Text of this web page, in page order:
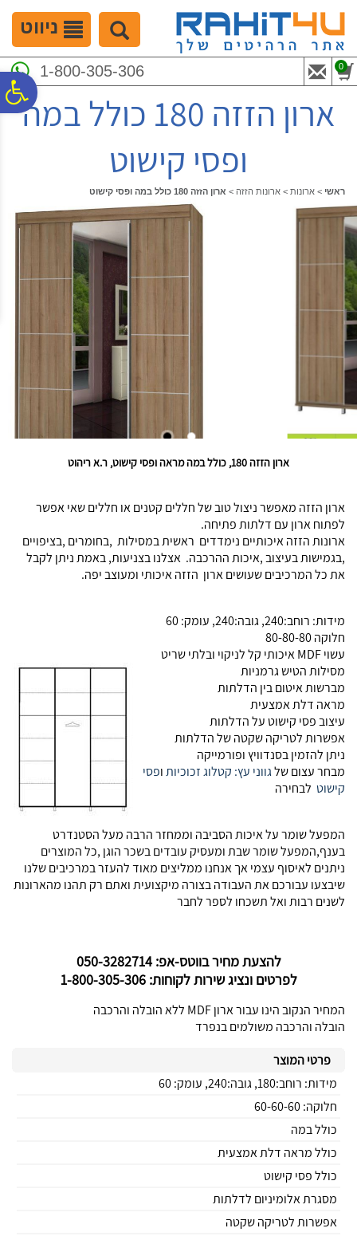
נגישות
המרכזי
ניווט
1-800-305-306 0
ארון הזזה 180 כולל במה
ופסי קישוט
ראשי > ארונות > ארונות הזזה > ארון הזזה 180 כולל במה ופסי קישוט
ארון הזזה 180, כולל במה מראה ופסי קישוט, ר.א ריהוט
ארון הזזה מאפשר ניצול טוב של חללים קטנים או חללים שאי אפשר
לפתוח ארון עם דלתות פתיחה.
ארונות הזזה איכותיים נימדדים ראשית במסילות ,בחומרים ,בציפויים
,בגמישות בעיצוב ,איכות ההרכבה. אצלנו בצניעות, באמת ניתן לקבל
את כל המרכיבים שעושים ארון הזזה איכותי ומעוצב יפה.
מידות: רוחב:240, גובה:240, עומק: 60
חלוקה 80-80-80
עשוי MDF איכותי קל לניקוי ובלתי שריט
מסילות הטיש גרמניות
מברשות איטום בין הדלתות
מראה דלת אמצעית
עיצוב פסי קישוט על הדלתות
אפשרות לטריקה שקטה של הדלתות
ניתן להזמין בסנדוויץ ופורמייקה
מבחר עצום שלגווני עץ: קטלוג זכוכיותופסי
קישוט לבחירה
המפעל שומר על איכות הסביבה וממחזר הרבה מעל הסטנדרט
בענף,המפעל שומר שבת ומעסיק עובדים בשכר הוגן ,כל המוצרים
ניתנים לאיסוף עצמי אך אנחנו ממליצים מאוד להעזר במרכיבים שלנו
שיבצעו עבורכם את העבודה בצורה מיקצועית ואתם רק תהנו מהארונות
לשנים רבות ואל תשכחו לספר לחבר
להצעת מחיר בווטס-אפ: 050-3282714
לפרטים ונציג שירות לקוחות: 1-800-305-306
המחיר הנקוב הינו עבור ארון MDF ללא הובלה והרכבה
הובלה והרכבה משולמים בנפרד
פרטי המוצר
מידות: רוחב:180, גובה:240, עומק: 60
חלוקה: 60-60-60
כולל במה
כולל מראה דלת אמצעית
כולל פסי קישוט
מסגרת אלומיניום לדלתות
אפשרות לטריקה שקטה